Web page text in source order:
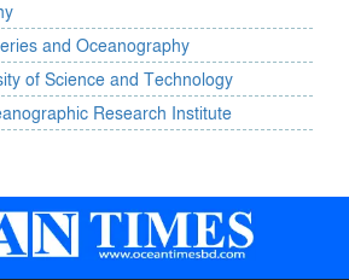
and Oceanography
of Science and Technology
Research Institute